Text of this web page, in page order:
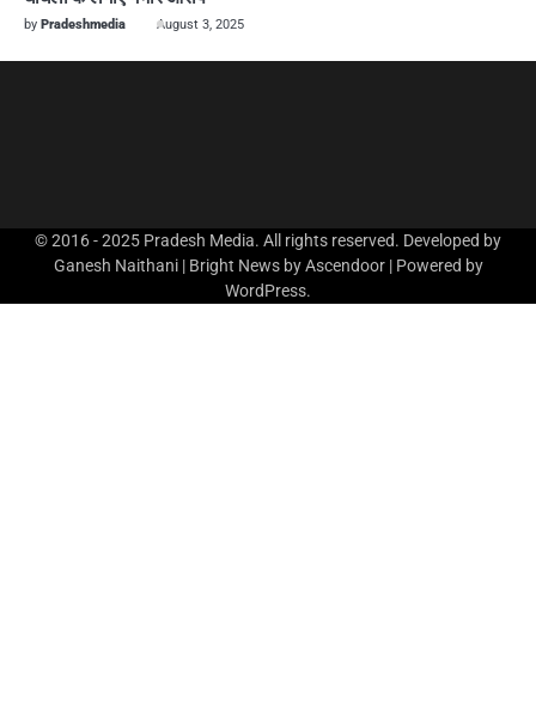
by Pradeshmedia August 3, 2025
© 2016 - 2025 Pradesh Media. All rights reserved. Developed by
Ganesh Naithani | Bright News byAscendoor| Powered by
WordPress.